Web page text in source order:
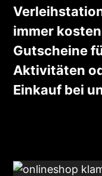
immer
Gutscheine
Aktivitäten
Einkauf bei